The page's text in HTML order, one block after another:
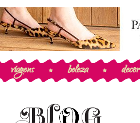
viagens beleza decor